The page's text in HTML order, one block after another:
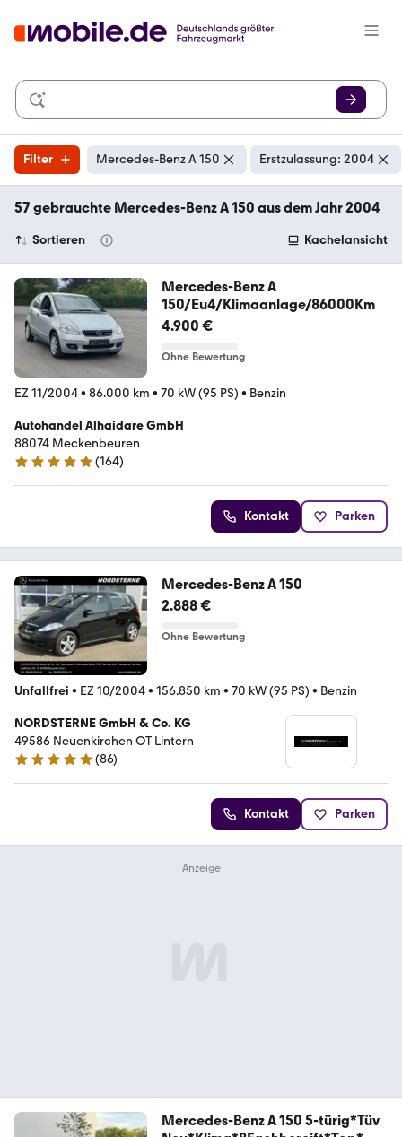
Filter Mercedes-Benz A 150 Erstzulassung: 2004
57 gebrauchte Mercedes-Benz A 150 aus dem Jahr 2004
Sortieren Kachelansicht
Mercedes-Benz A
150/Eu4/Klimaanlage/86000Km
4.900 €
Ohne Bewertung
EZ 11/2004• 86.000 km • 70 kW (95 PS) • Benzin
Autohandel Alhaidare GmbH
88074 Meckenbeuren
4.8 Sterne
(164)
Kontakt Parken
Mercedes-Benz A 150
2.888 €
Ohne Bewertung
Unfallfrei • EZ 10/2004• 156.850 km • 70 kW (95 PS) • Benzin
NORDSTERNE GmbH & Co. KG
49586 Neuenkirchen OT Lintern
4.8 Sterne
(86)
Kontakt Parken
Mercedes-Benz A 150 5-türig*Tüv